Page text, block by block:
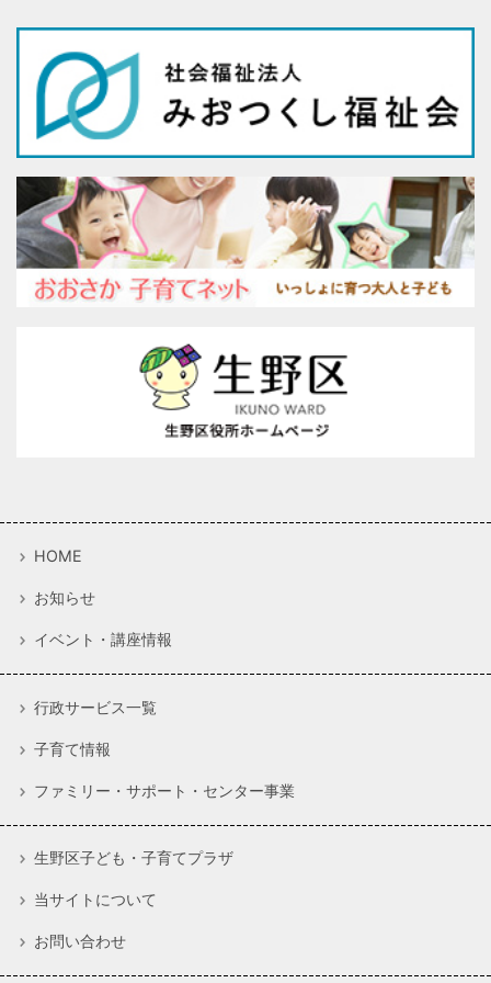
HOME
お知らせ
イベント・講座情報
行政サービス一覧
子育て情報
ファミリー・サポート・センター事業
生野区子ども・子育てプラザ
当サイトについて
お問い合わせ